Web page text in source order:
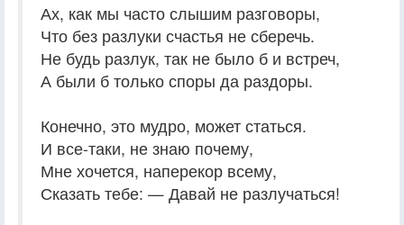
Ах, как мы часто слышим разговоры,
Что без разлуки счастья не сберечь.
Не будь разлук, так не было б и встреч,
А были б только споры да раздоры.
Конечно, это мудро, может статься.
И все-таки, не знаю почему,
Мне хочется, наперекор всему,
Сказать тебе: — Давай не разлучаться!